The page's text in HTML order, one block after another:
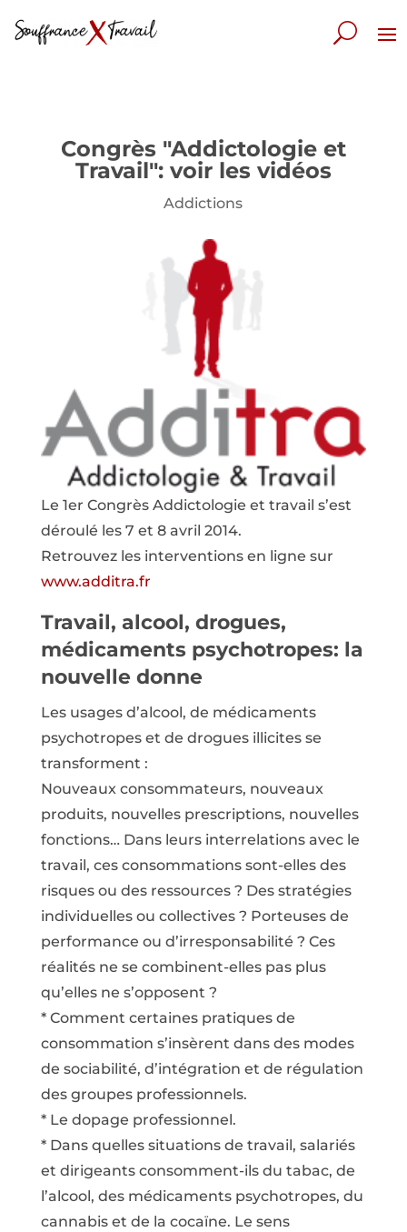
Congrès "Addictologie et
Travail": voir les vidéos
Addictions
Le 1er Congrès Addictologie et travail s’est
déroulé les 7 et 8 avril 2014.
Retrouvez les interventions en ligne sur
www.additra.fr
Travail, alcool, drogues,
médicaments psychotropes: la
nouvelle donne
Les usages d’alcool, de médicaments
psychotropes et de drogues illicites se
transforment :
Nouveaux consommateurs, nouveaux
produits, nouvelles prescriptions, nouvelles
fonctions… Dans leurs interrelations avec le
travail, ces consommations sont-elles des
risques ou des ressources ? Des stratégies
individuelles ou collectives ? Porteuses de
performance ou d’irresponsabilité ? Ces
réalités ne se combinent-elles pas plus
qu’elles ne s’opposent ?
* Comment certaines pratiques de
consommation s’insèrent dans des modes
de sociabilité, d’intégration et de régulation
des groupes professionnels.
* Le dopage professionnel.
* Dans quelles situations de travail, salariés
et dirigeants consomment-ils du tabac, de
l’alcool, des médicaments psychotropes, du
cannabis et de la cocaïne. Le sens